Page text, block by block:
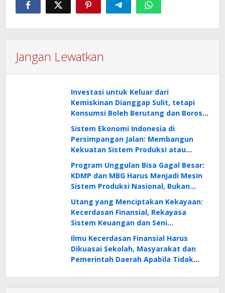
Jangan Lewatkan
Investasi untuk Keluar dari
Kemiskinan Dianggap Sulit, tetapi
Konsumsi Boleh Berutang dan Boros:
Tanda Tidak Cerdas Finansial!
Sistem Ekonomi Indonesia di
Persimpangan Jalan: Membangun
Kekuatan Sistem Produksi atau
Menghabiskan Masa Depan?
Program Unggulan Bisa Gagal Besar:
KDMP dan MBG Harus Menjadi Mesin
Sistem Produksi Nasional, Bukan
Sekadar Proyek Konsumsi Nasional
Utang yang Menciptakan Kekayaan:
Kecerdasan Finansial, Rekayasa
Sistem Keuangan dan Seni
Menggunakan OPM untuk
Membangun Aset Produktif
Ilmu Kecerdasan Finansial Harus
Dikuasai Sekolah, Masyarakat dan
Pemerintah Daerah Apabila Tidak